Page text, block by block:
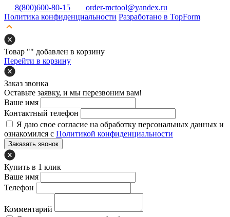
8(800)600-80-15
order-mctool@yandex.ru
Политика конфиденциальности Разработано в TopForm
Товар "" добавлен в корзину
Перейти в корзину
Заказ звонка
Оставьте заявку, и мы перезвоним вам!
Ваше имя
Контактный телефон
Я даю свое согласие на обработку персональных данных и
ознакомился с Политикой конфиденциальности
Заказать звонок
Купить в 1 клик
Ваше имя
Телефон
Комментарий